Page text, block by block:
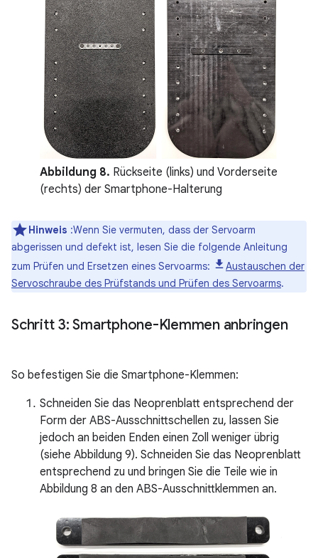
Abbildung 8. Rückseite (links) und Vorderseite
(rechts) der Smartphone-Halterung
Hinweis :Wenn Sie vermuten, dass der Servoarm
abgerissen und defekt ist, lesen Sie die folgende Anleitung
zum Prüfen und Ersetzen eines Servoarms:
Austauschen der
Servoschraube des Prüfstands und Prüfen des Servoarms.
Schritt 3: Smartphone-Klemmen anbringen
So befestigen Sie die Smartphone-Klemmen:
Schneiden Sie das Neoprenblatt entsprechend der
Form der ABS-Ausschnittschellen zu, lassen Sie
jedoch an beiden Enden einen Zoll weniger übrig
(siehe Abbildung 9). Schneiden Sie das Neoprenblatt
entsprechend zu und bringen Sie die Teile wie in
Abbildung 8 an den ABS-Ausschnittklemmen an.